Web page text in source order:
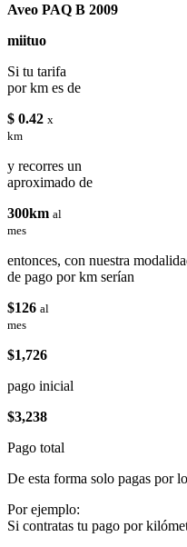
Aveo PAQ B 2009
miituo
Si tu tarifa
por km es de
$ 0.42 x
km
y recorres un
aproximado de
300km al
mes
entonces, con nuestra
de pago por km serían
$126 al
mes
$1,726
pago inicial
$3,238
Pago total
De esta forma solo pagas por
Por ejemplo:
Si contratas tu pago por